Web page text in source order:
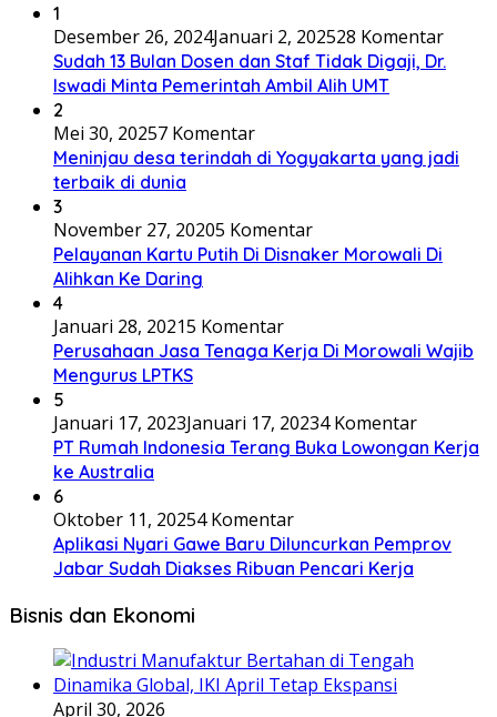
1
Desember 26, 2024Januari 2, 202528 Komentar
Sudah 13 Bulan Dosen dan Staf Tidak Digaji, Dr.
Iswadi Minta Pemerintah Ambil Alih UMT
2
Mei 30, 20257 Komentar
Meninjau desa terindah di Yogyakarta yang jadi
terbaik di dunia
3
November 27, 20205 Komentar
Pelayanan Kartu Putih Di Disnaker Morowali Di
Alihkan Ke Daring
4
Januari 28, 20215 Komentar
Perusahaan Jasa Tenaga Kerja Di Morowali Wajib
Mengurus LPTKS
5
Januari 17, 2023Januari 17, 20234 Komentar
PT Rumah Indonesia Terang Buka Lowongan Kerja
ke Australia
6
Oktober 11, 20254 Komentar
Aplikasi Nyari Gawe Baru Diluncurkan Pemprov
Jabar Sudah Diakses Ribuan Pencari Kerja
Bisnis dan Ekonomi
April 30, 2026